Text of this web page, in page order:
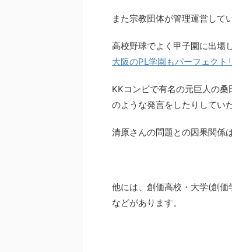
また宗教団体が管理運営して
高校野球でよく甲子園に出場
大阪のPL学園もパーフェクト
KKコンビで有名の元巨人の桑
のような発言をしたりしてい
清原さんの問題との因果関係
他には、創価高校・大学(創
などがあります。